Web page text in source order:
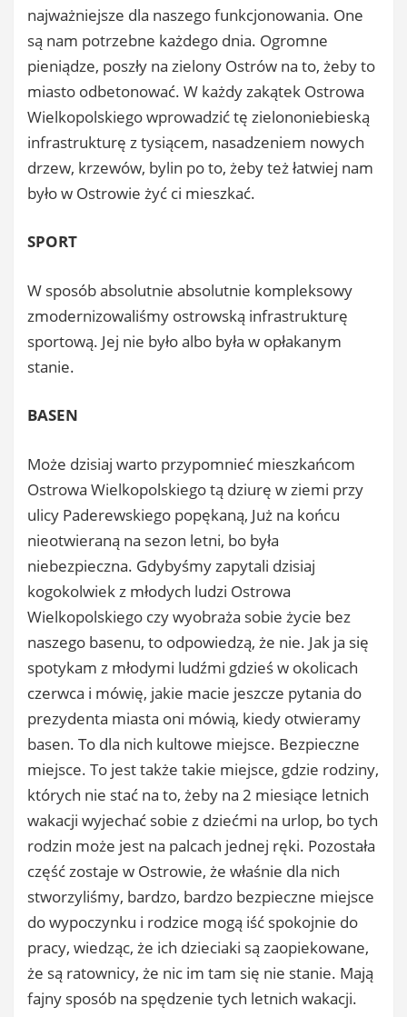
najważniejsze dla naszego funkcjonowania. One
są nam potrzebne każdego dnia. Ogromne
pieniądze, poszły na zielony Ostrów na to, żeby to
miasto odbetonować. W każdy zakątek Ostrowa
Wielkopolskiego wprowadzić tę zielononiebieską
infrastrukturę z tysiącem, nasadzeniem nowych
drzew, krzewów, bylin po to, żeby też łatwiej nam
było w Ostrowie żyć ci mieszkać.
SPORT
W sposób absolutnie absolutnie kompleksowy
zmodernizowaliśmy ostrowską infrastrukturę
sportową. Jej nie było albo była w opłakanym
stanie.
BASEN
Może dzisiaj warto przypomnieć mieszkańcom
Ostrowa Wielkopolskiego tą dziurę w ziemi przy
ulicy Paderewskiego popękaną, Już na końcu
nieotwieraną na sezon letni, bo była
niebezpieczna. Gdybyśmy zapytali dzisiaj
kogokolwiek z młodych ludzi Ostrowa
Wielkopolskiego czy wyobraża sobie życie bez
naszego basenu, to odpowiedzą, że nie. Jak ja się
spotykam z młodymi ludźmi gdzieś w okolicach
czerwca i mówię, jakie macie jeszcze pytania do
prezydenta miasta oni mówią, kiedy otwieramy
basen. To dla nich kultowe miejsce. Bezpieczne
miejsce. To jest także takie miejsce, gdzie rodziny,
których nie stać na to, żeby na 2 miesiące letnich
wakacji wyjechać sobie z dziećmi na urlop, bo tych
rodzin może jest na palcach jednej ręki. Pozostała
część zostaje w Ostrowie, że właśnie dla nich
stworzyliśmy, bardzo, bardzo bezpieczne miejsce
do wypoczynku i rodzice mogą iść spokojnie do
pracy, wiedząc, że ich dzieciaki są zaopiekowane,
że są ratownicy, że nic im tam się nie stanie. Mają
fajny sposób na spędzenie tych letnich wakacji.